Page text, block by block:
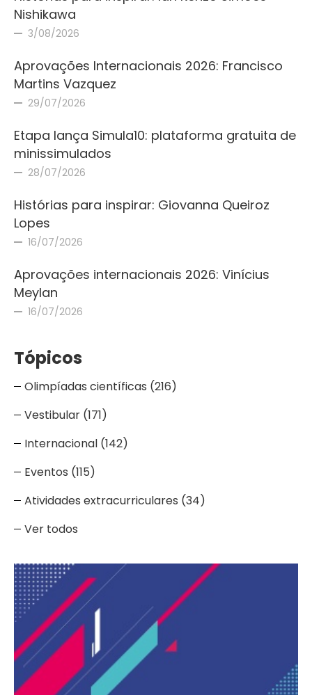
Nishikawa
3/08/2026
Aprovações Internacionais 2026: Francisco
Martins Vazquez
29/07/2026
Etapa lança Simula10: plataforma gratuita de
minissimulados
28/07/2026
Histórias para inspirar: Giovanna Queiroz
Lopes
16/07/2026
Aprovações internacionais 2026: Vinícius
Meylan
16/07/2026
Tópicos
Olimpíadas científicas (216)
Vestibular (171)
Internacional (142)
Eventos (115)
Atividades extracurriculares (34)
Ver todos